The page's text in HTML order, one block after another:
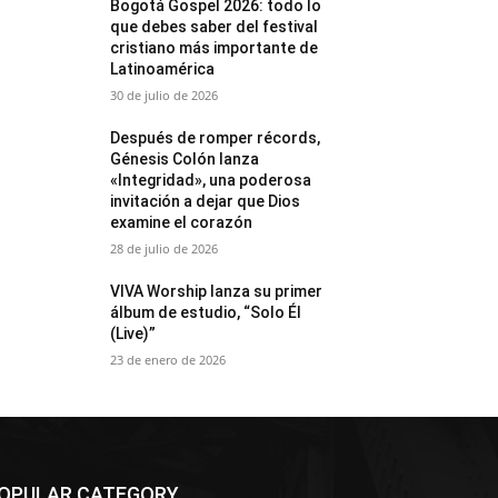
Bogotá Gospel 2026: todo lo
que debes saber del festival
cristiano más importante de
Latinoamérica
30 de julio de 2026
Después de romper récords,
Génesis Colón lanza
«Integridad», una poderosa
invitación a dejar que Dios
examine el corazón
28 de julio de 2026
VIVA Worship lanza su primer
álbum de estudio, “Solo Él
(Live)”
23 de enero de 2026